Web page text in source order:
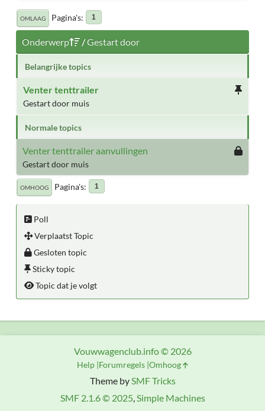
OMLAAG Pagina's 1
Onderwerp /Gestart door
Belangrijke topics
Venter tenttrailer
Gestart door muis
Normale topics
Venter tenttrailer aanvullingen
Gestart door muis
OMHOOG Pagina's 1
Poll
Verplaatst Topic
Gesloten topic
Sticky topic
Topic dat je volgt
Theme bySMF Tricks
SMF 2.1.6 © 2025,Simple Machines
Vouwwagenclub.info © 2026
Help Forumregels Omhoog